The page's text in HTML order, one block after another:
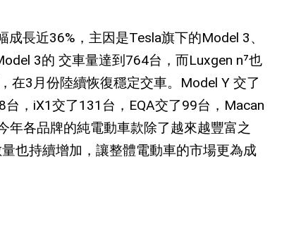
成長近36% ，主因是Tesla旗下的Model 3、
3的 交車量達到 764台，而Luxgen n⁷也
在3 月份陸續恢復穩定交車。 Model Y 交了
台， iX1交了131 台， EQA交了99台， Macan
年各品牌的純電動車款除了越來越豐富之
也持續增加，讓整體電動車的市場更為成